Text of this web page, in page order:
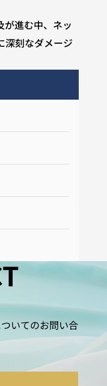
進む中、ネッ
深刻なダメージ
いてのお問い合